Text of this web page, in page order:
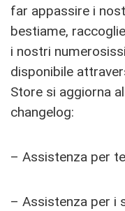
far appassire i
bestiame,
i nostri
disponibile
Store si aggiorna
changelog:
– Assistenza per
– Assistenza per i